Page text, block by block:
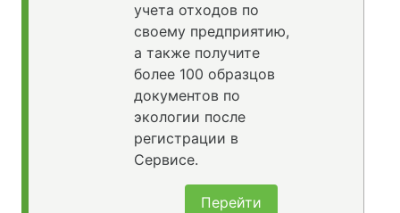
учета отходов по
своему предприятию,
а также получите
более 100 образцов
документов по
экологии после
регистрации в
Сервисе.
Перейти